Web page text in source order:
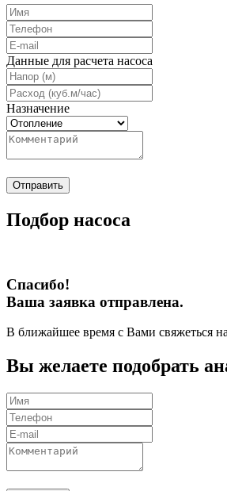
Данные для расчета насоса
Назначение
Отправить
Подбор насоса
Спасибо!
Ваша заявка отправлена.
В ближайшее время с Вами свяжеться
Вы желаете подобрать